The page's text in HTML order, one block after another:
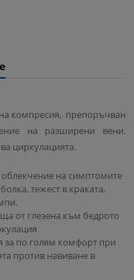
компресия, препоръчван
на разширени вени.
циркулацията.
облекчение на симптомите
тежест в краката,
от глезена към бедрото
за по голям комфорт при
против навиване в